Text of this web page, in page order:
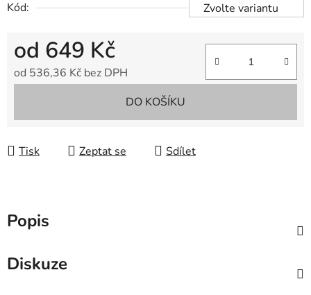
Kód:
Zvolte variantu
od 649 Kč
od 536,36 Kč bez DPH
DO KOŠÍKU
Tisk Zeptat se Sdílet
Popis
Diskuze